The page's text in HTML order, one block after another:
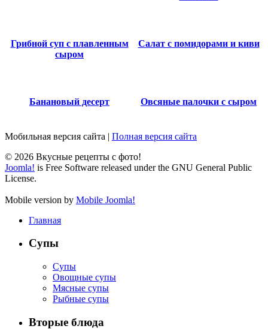
Грибной суп с плавленным
сыром
Салат с помидорами и киви
Банановый десерт Овсяные палочки с сыром
Мобильная версия сайта | Полная версия сайта
© 2026 Вкусные рецепты с фото!
Joomla! is Free Software released under the GNU General Public
License.
Mobile version by Mobile Joomla!
Главная
Супы
Супы
Овощные супы
Мясные супы
Рыбные супы
Вторые блюда